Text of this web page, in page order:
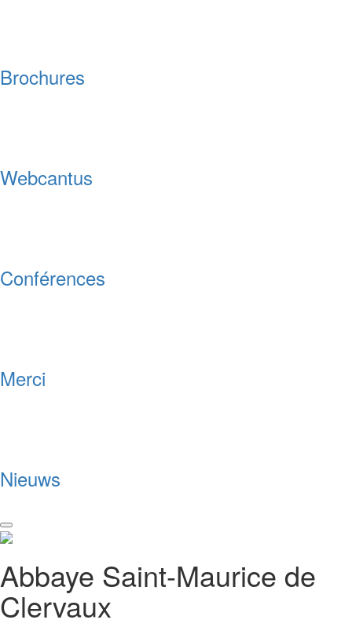
Brochures
Webcantus
Conférences
Merci
Nieuws
Toggle
navigation
Abbaye Saint-Maurice de
Clervaux